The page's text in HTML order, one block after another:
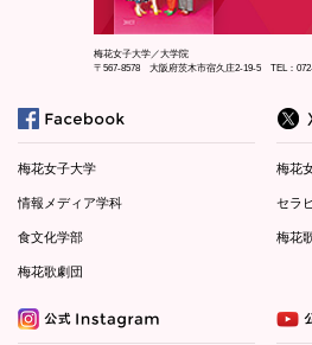
梅花女子大学／大学院
〒567-8578 大阪府茨木市宿久庄2-19-5 TEL：072-
梅花女子大学
情報メディア学科
食文化学部
梅花歌劇団
梅花
セラ
梅花